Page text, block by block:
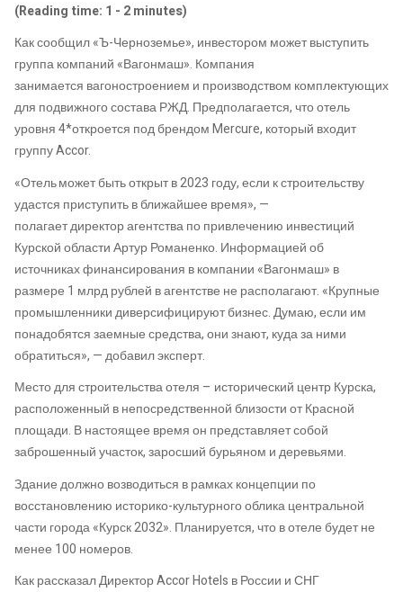
(Reading time: 1 - 2 minutes)
Как сообщил «Ъ-Черноземье», инвестором может выступить
группакомпаний «Вагонмаш». Компания
занимается вагоностроением и производством комплектующих
для подвижного состава РЖД. Предполагается, что отель
уровня 4*откроется под брендомMercure, который входит
группуAccor.
«Отель может быть открыт в 2023 году, если к строительству
удастся приступить в ближайшее время», —
полагаетдиректорагентства по привлечению инвестиций
КурскойобластиАртур Романенко. Информацией об
источниках финансирования в компании «Вагонмаш» в
размере 1 млрд рублей в агентстве не располагают. «Крупные
промышленники диверсифицируют бизнес. Думаю, если им
понадобятся заемные средства, они знают, куда за ними
обратиться», — добавилэксперт.
Место для строительства отеля – исторический центр Курска,
расположенный в непосредственной близости от Красной
площади. В настоящее время он представляет собой
заброшенный участок, заросший бурьяном и деревьями.
Здание должно возводиться в рамках концепции по
восстановлению историко-культурного облика центральной
части города «Курск 2032». Планируется, что в отеле будет не
менее 100 номеров.
Как рассказал ДиректорAccorHotels в России и СНГ